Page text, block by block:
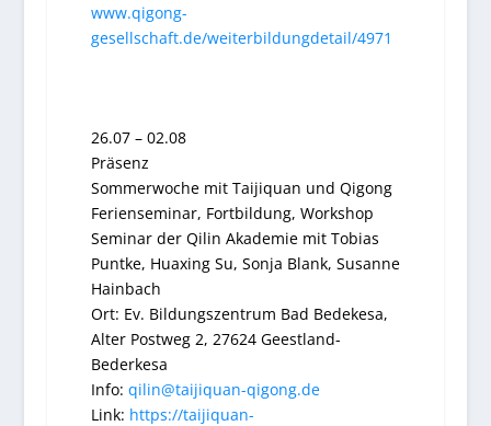
www.qigong-
gesellschaft.de/weiterbildungdetail/4971
26.07 – 02.08
Präsenz
Sommerwoche mit Taijiquan und Qigong
Ferienseminar, Fortbildung, Workshop
Seminar der Qilin Akademie mit Tobias
Puntke, Huaxing Su, Sonja Blank, Susanne
Hainbach
Ort: Ev. Bildungszentrum Bad Bedekesa,
Alter Postweg 2, 27624 Geestland-
Bederkesa
Info: qilin@taijiquan-qigong.de
Link: https://taijiquan-